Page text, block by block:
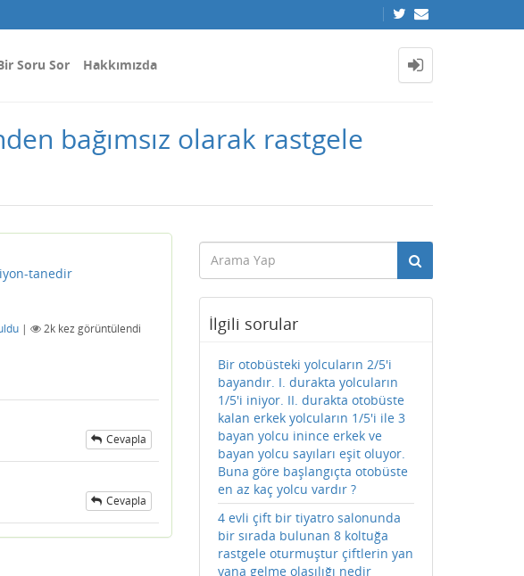
Soru Sor Hakkımızda
bağımsız olarak rastgele
tanedir
| 2k kez görüntülendi
Cevapla
Cevapla
İlgili sorular
Bir otobüsteki yolcuların 2/5'i
bayandır. I. durakta yolcuların
1/5'i iniyor. II. durakta otobüste
kalan erkek yolcuların 1/5'i ile 3
bayan yolcu inince erkek ve
bayan yolcu sayıları eşit oluyor.
Buna göre başlangıçta otobüste
en az kaç yolcu vardır ?
4 evli çift bir tiyatro salonunda
bir sırada bulunan 8 koltuğa
rastgele oturmuştur çiftlerin yan
yana gelme olasılığı nedir